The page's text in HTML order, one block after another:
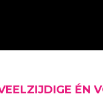
ÉN